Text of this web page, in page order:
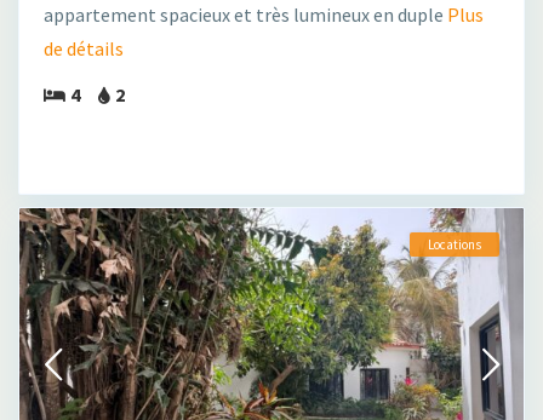
appartement spacieux et très lumineux en duple Plus
de détails
4
2
Locations